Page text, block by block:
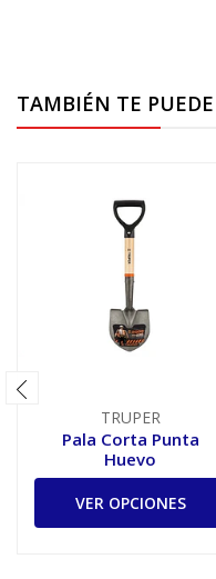
TAMBIÉN TE
TRUPER
Pala Corta Punta
Huevo
VER OPCIONES